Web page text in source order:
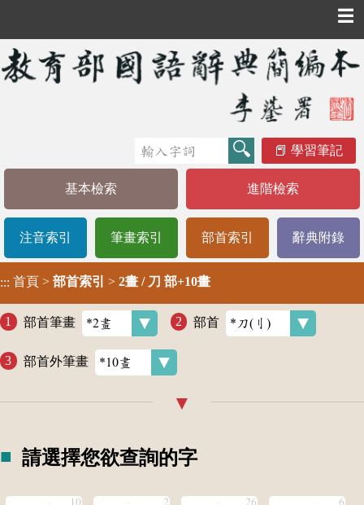
☰
學習筆記
基本檢索 進階檢索
注音索引 筆畫索引 部首索引 辭典附錄
::: 首頁 > 部首索引 > 2畫 / 刀 部+10畫
部首筆畫 部首
部首外筆畫
請選擇您欲查詢的字